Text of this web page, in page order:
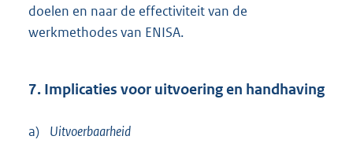
doelen en naar de effectiviteit van de
werkmethodes van ENISA.
7. Implicaties voor uitvoering en handhaving
a) Uitvoerbaarheid